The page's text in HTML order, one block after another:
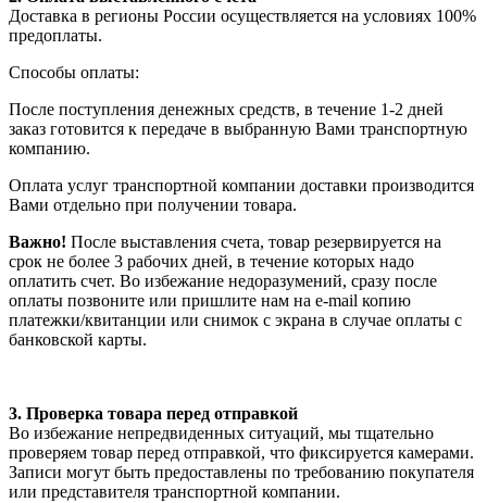
Доставка в регионы России осуществляется на условиях 100%
предоплаты.
Способы оплаты:
После поступления денежных средств, в течение 1-2 дней
заказ готовится к передаче в выбранную Вами транспортную
компанию.
Оплата услуг транспортной компании доставки производится
Вами отдельно при получении товара.
Важно! После выставления счета, товар резервируется на
срок не более 3 рабочих дней, в течение которых надо
оплатить счет. Во избежание недоразумений, сразу после
оплаты позвоните или пришлите нам на e-mail копию
платежки/квитанции или снимок с экрана в случае оплаты с
банковской карты.
3. Проверка товара перед отправкой
Во избежание непредвиденных ситуаций, мы тщательно
проверяем товар перед отправкой, что фиксируется камерами.
Записи могут быть предоставлены по требованию покупателя
или представителя транспортной компании.